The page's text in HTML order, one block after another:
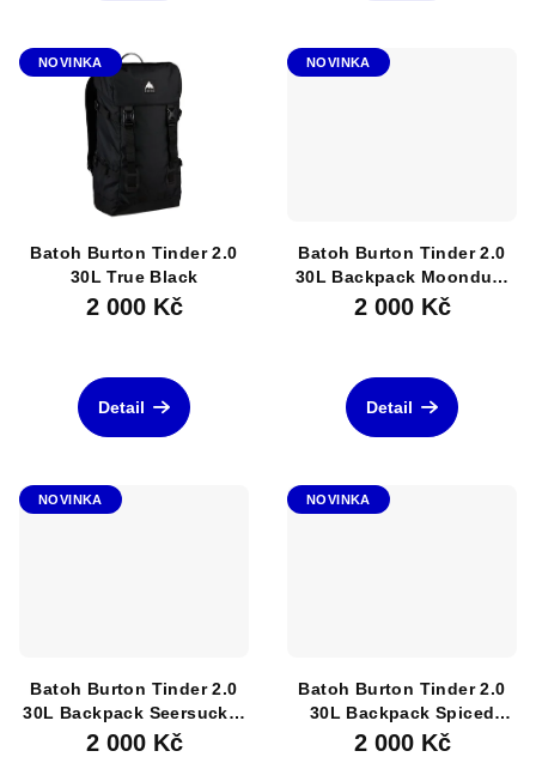
NOVINKA
Batoh Burton Tinder 2.0
30L True Black
2 000 Kč
Detail
NOVINKA
Batoh Burton Tinder 2.0
30L Backpack Moondust
Purple
2 000 Kč
Detail
NOVINKA
Batoh Burton Tinder 2.0
30L Backpack Seersucker
Camo
2 000 Kč
NOVINKA
Batoh Burton Tinder 2.0
30L Backpack Spiced
Chai/Atlantic Teal
2 000 Kč